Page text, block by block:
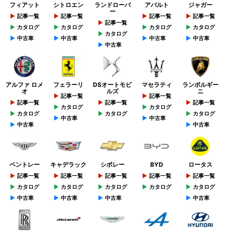
フィアット
記事一覧
カタログ
中古車
シトロエン
記事一覧
カタログ
中古車
ランドローバ
ー
記事一覧
カタログ
中古車
アバルト
記事一覧
カタログ
中古車
ジャガー
記事一覧
カタログ
中古車
アルファ ロメ
オ
記事一覧
カタログ
中古車
フェラーリ
記事一覧
カタログ
中古車
DSオートモビ
ルズ
記事一覧
カタログ
マセラティ
記事一覧
カタログ
中古車
ランボルギー
ニ
記事一覧
カタログ
中古車
ベントレー
記事一覧
カタログ
中古車
キャデラック
記事一覧
カタログ
中古車
シボレー
記事一覧
カタログ
中古車
BYD
記事一覧
カタログ
ロータス
記事一覧
カタログ
中古車